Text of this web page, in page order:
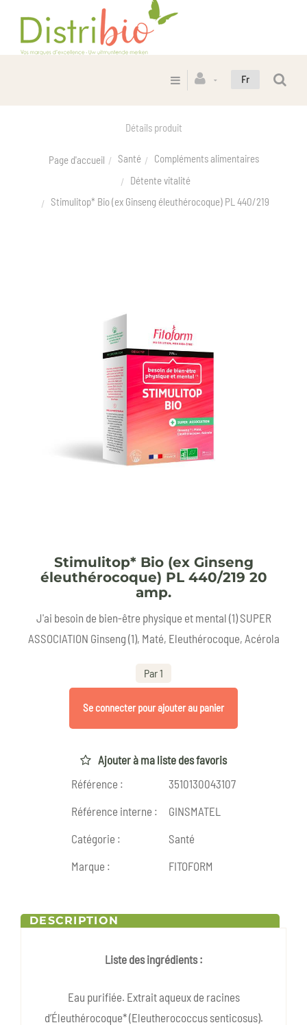
Fr
Détails produit
Page d'accueil Santé
Compléments alimentaires
Détente vitalité
Stimulitop* Bio (ex Ginseng éleuthérocoque) PL 440/219
Stimulitop* Bio (ex Ginseng
éleuthérocoque) PL 440/219 20
amp.
J'ai besoin de bien-être physique et mental (1) SUPER
ASSOCIATION Ginseng (1), Maté, Eleuthérocoque, Acérola
Par 1
Se connecter pour ajouter au panier
Ajouter à ma liste des favoris
Référence :
3510130043107
Référence interne :
GINSMATEL
Catégorie :
Santé
Marque :
FITOFORM
DESCRIPTION
Liste des ingrédients :
Eau purifiée. Extrait aqueux de racines
d’Éleuthérocoque* (Eleutherococcus senticosus).